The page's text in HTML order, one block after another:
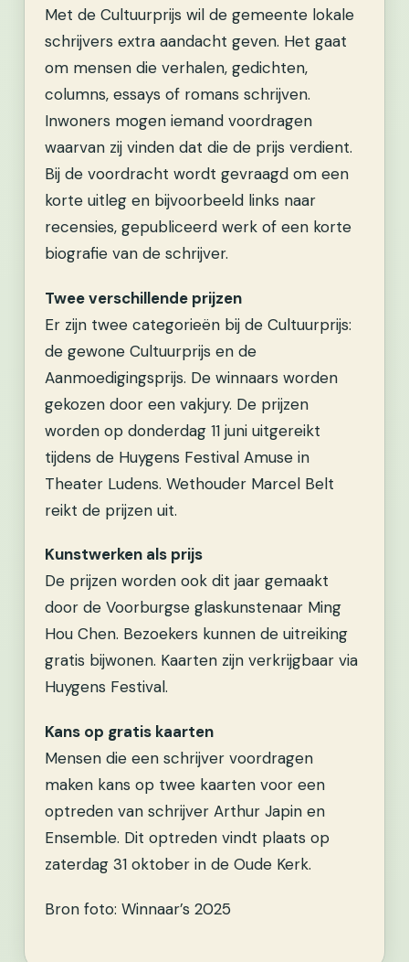
Met de Cultuurprijs wil de gemeente lokale
schrijvers extra aandacht geven. Het gaat
om mensen die verhalen, gedichten,
columns, essays of romans schrijven.
Inwoners mogen iemand voordragen
waarvan zij vinden dat die de prijs verdient.
Bij de voordracht wordt gevraagd om een
korte uitleg en bijvoorbeeld links naar
recensies, gepubliceerd werk of een korte
biografie van de schrijver.
Twee verschillende prijzen
Er zijn twee categorieën bij de Cultuurprijs:
de gewone Cultuurprijs en de
Aanmoedigingsprijs. De winnaars worden
gekozen door een vakjury. De prijzen
worden op donderdag 11 juni uitgereikt
tijdens de Huygens Festival Amuse in
Theater Ludens. Wethouder Marcel Belt
reikt de prijzen uit.
Kunstwerken als prijs
De prijzen worden ook dit jaar gemaakt
door de Voorburgse glaskunstenaar Ming
Hou Chen. Bezoekers kunnen de uitreiking
gratis bijwonen. Kaarten zijn verkrijgbaar via
Huygens Festival.
Kans op gratis kaarten
Mensen die een schrijver voordragen
maken kans op twee kaarten voor een
optreden van schrijver Arthur Japin en
Ensemble. Dit optreden vindt plaats op
zaterdag 31 oktober in de Oude Kerk.
Bron foto: Winnaar’s 2025